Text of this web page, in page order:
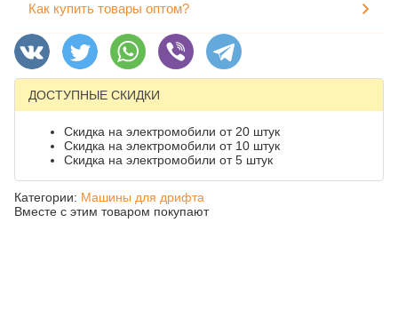
Как купить товары оптом?
ДОСТУПНЫЕ СКИДКИ
Скидка на электромобили от 20 штук
Скидка на электромобили от 10 штук
Скидка на электромобили от 5 штук
Категории: Машины для дрифта
Вместе с этим товаром покупают